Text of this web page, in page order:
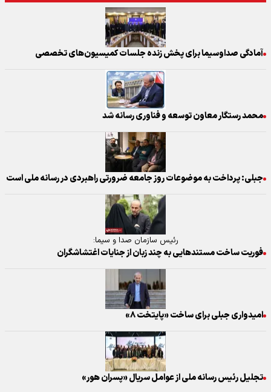
آمادگی صداوسیما برای پخش زنده جلسات کمیسیون‌های تخصصی
محمد رستگار معاون توسعه و فناوری رسانه شد
جبلی: پرداخت به موضوعات روز جامعه ضرورتی راهبردی در رسانه ملی است
رئیس سازمان صدا و سیما:
فوریت ساخت مستند‌هایی به چند زبان از جنایات اغتشاشگران
امیدواری جبلی برای ساخت «پایتخت ۸»
تجلیل رئیس رسانه ملی از عوامل سریال «پسران هور»